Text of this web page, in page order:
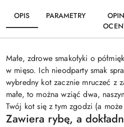
OPIS PARAMETRY
Małe, zdrowe smakołyki o
w mięso. Ich nieodparty smak
wybredny kot zacznie mruczeć z
małe, to można wziąć dwa,
Twój kot się z tym zgodzi (a
Zawiera rybę, a